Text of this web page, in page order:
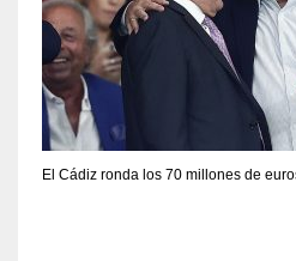
El Cádiz ronda los 70 millones de